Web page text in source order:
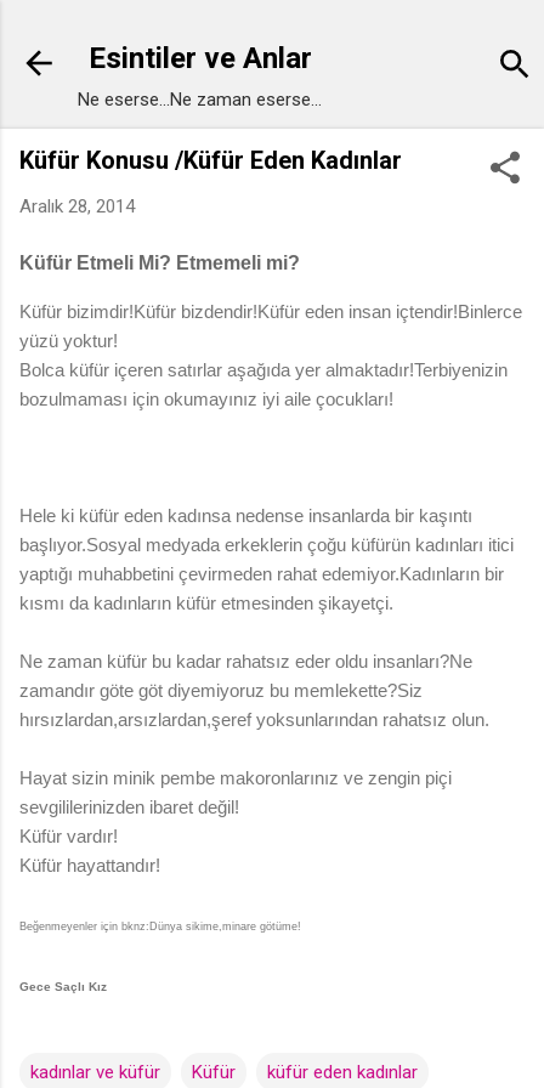
Esintiler ve Anlar
Ne eserse...Ne zaman eserse...
Küfür Konusu /Küfür Eden Kadınlar
Aralık 28, 2014
Küfür Etmeli Mi? Etmemeli mi?
Küfür bizimdir!Küfür bizdendir!Küfür eden insan içtendir!Binlerce
yüzü yoktur!
Bolca küfür içeren satırlar aşağıda yer almaktadır!Terbiyenizin
bozulmaması için okumayınız iyi aile çocukları!
Hele ki küfür eden kadınsa nedense insanlarda bir kaşıntı
başlıyor.Sosyal medyada erkeklerin çoğu küfürün kadınları itici
yaptığı muhabbetini çevirmeden rahat edemiyor.Kadınların bir
kısmı da kadınların küfür etmesinden şikayetçi.
Ne zaman küfür bu kadar rahatsız eder oldu insanları?Ne
zamandır göte göt diyemiyoruz bu memlekette?Siz
hırsızlardan,arsızlardan,şeref yoksunlarından rahatsız olun.
Hayat sizin minik pembe makoronlarınız ve zengin piçi
sevgililerinizden ibaret değil!
Küfür vardır!
Küfür hayattandır!
Beğenmeyenler için bknz:Dünya sikime,minare götüme!
Gece Saçlı Kız
kadınlar ve küfür Küfür küfür eden kadınlar